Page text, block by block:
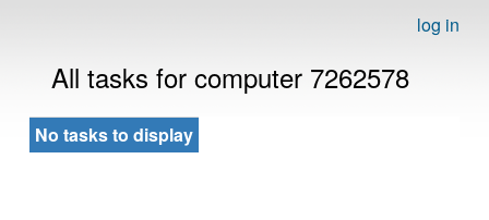
log in
All tasks for computer 7262578
No tasks to display